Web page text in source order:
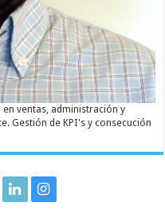
ventas, administración y
Gestión de KPI's y consecución